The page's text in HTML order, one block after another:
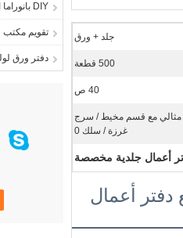
DIY بانوراما الألغاز
تقويم مكتب Cardboard
دفتر ورق
جلد + ورق
500 قطعة
40 ص
مثالي مع قسم مخيط / سرج
غرزة / سلك 0
أعمال جلدية مخصصة
أعمال